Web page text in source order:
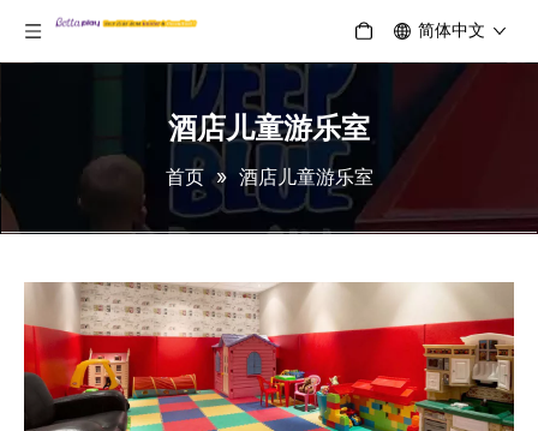
简体中文
酒店儿童游乐室
首页 » 酒店儿童游乐室